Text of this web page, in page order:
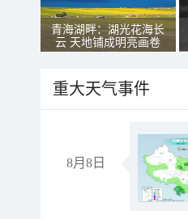
青海湖畔：湖光花海长
云 天地铺成明亮画卷
重大天气事件
8月8日